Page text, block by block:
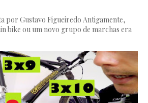
por Gustavo Figueiredo Antigamente,
bike ou um novo grupo de marchas era